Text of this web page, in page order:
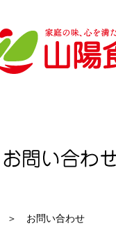
＞ お問い合わせ